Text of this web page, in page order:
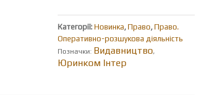
Категорії: Новинка, Право, Право.
Оперативно-розшукова діяльність
Позначки: Видавництво,
Юринком Інтер